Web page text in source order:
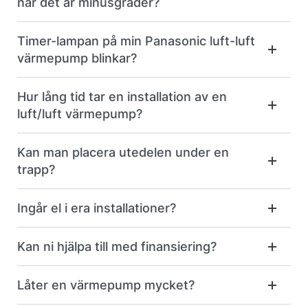
Timer-lampan på min Panasonic luft-luft
värmepump blinkar?
Hur lång tid tar en installation av en
luft/luft värmepump?
Kan man placera utedelen under en
trapp?
Ingår el i era installationer?
Kan ni hjälpa till med finansiering?
Låter en värmepump mycket?